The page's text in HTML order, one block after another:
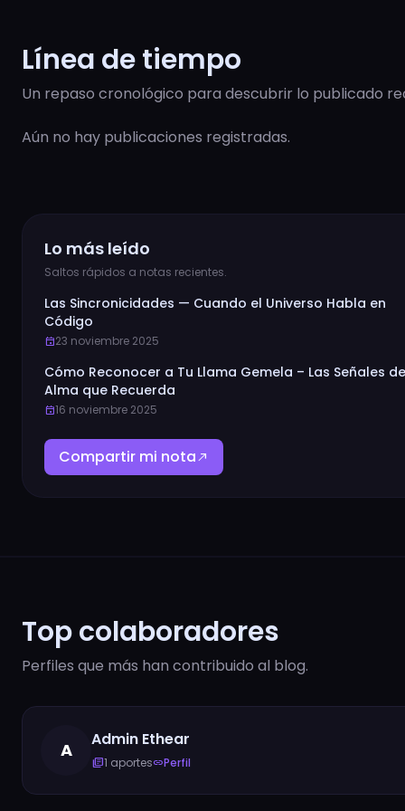
Línea de tiempo
Un repaso cronológico para descubrir lo publicado
Aún no hay publicaciones registradas.
Lo más leído
Saltos rápidos a notas recientes.
Las Sincronicidades — Cuando el Universo Habla en
Código
event23 noviembre 2025
Cómo Reconocer a Tu Llama Gemela – Las Señales
Alma que Recuerda
event16 noviembre 2025
Compartir mi notanorth_east
Top colaboradores
Perfiles que más han contribuido al blog.
A Admin Ethear
library_books1 aporteslinkPerfil